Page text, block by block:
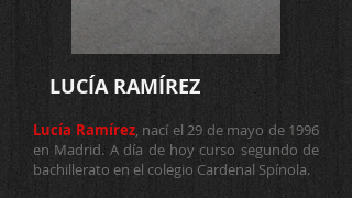
LUCÍA RAMÍREZ
Lucía Ramírez, nací el 29 de mayo de 1996
en Madrid. A día de hoy curso segundo de
bachillerato en el colegio Cardenal Spínola.